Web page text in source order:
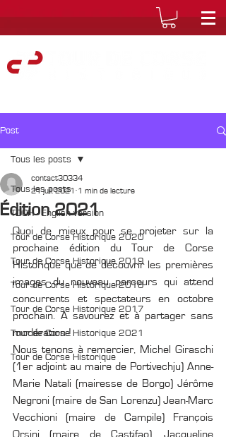
Post
Tous les posts
TDCH - English version
Tour de Corse Historique 2020
Tour de Corse Historique 2019
Tour de Corse Historique 2018
Tour de Corse Historique 2017
Tour de Corse Historique 2021
Tour de Corse Historique
Tous les posts
Édition 2021
contact30334
21 juil. 2021
1 min de lecture
Quoi de mieux pour se projeter sur la
prochaine édition du Tour de Corse
Historique que de découvrir les premières
images du nouveau parcours qui attend
concurrents et spectateurs en octobre
prochain. A savourez et à partager sans
modération !
Nous tenons à remercier, Michel Giraschi
(1er adjoint au maire de Portivechju) Anne-
Marie Natali (mairesse de Borgo) Jérôme
Negroni (maire de San Lorenzu) Jean-Marc
Vecchioni (maire de Campile) François
Orsini (maire de Castifao), Jacqueline